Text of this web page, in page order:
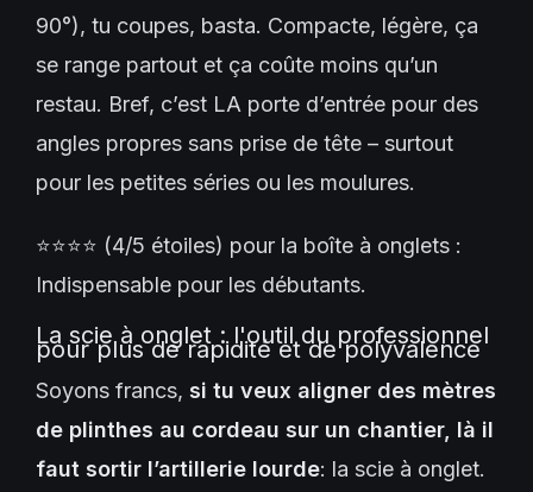
90°), tu coupes, basta. Compacte, légère, ça
se range partout et ça coûte moins qu’un
restau. Bref, c’est LA porte d’entrée pour des
angles propres sans prise de tête – surtout
pour les petites séries ou les moulures.
⭐⭐⭐⭐ (4/5 étoiles) pour la boîte à onglets :
Indispensable pour les débutants.
La scie à onglet : l'outil du professionnel
pour plus de rapidité et de polyvalence
Soyons francs, si tu veux aligner des mètres
de plinthes au cordeau sur un chantier, là il
faut sortir l’artillerie lourde: la scie à onglet.